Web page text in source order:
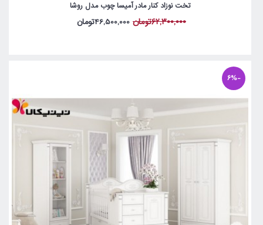
تخت نوزاد کنار مادر آمیسا چوب مدل روشا
62,300,000تومان 46,500,000تومان
-6%